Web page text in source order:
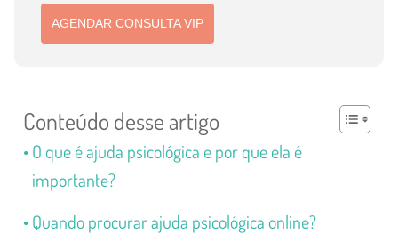
AGENDAR CONSULTA VIP
Conteúdo desse artigo
O que é ajuda psicológica e por que ela é
importante?
Quando procurar ajuda psicológica online?